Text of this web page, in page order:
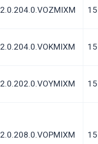
2.0.204.0.VOZMIXM 15
2.0.204.0.VOKMIXM 15
2.0.202.0.VOYMIXM 15
2.0.208.0.VOPMIXM 15